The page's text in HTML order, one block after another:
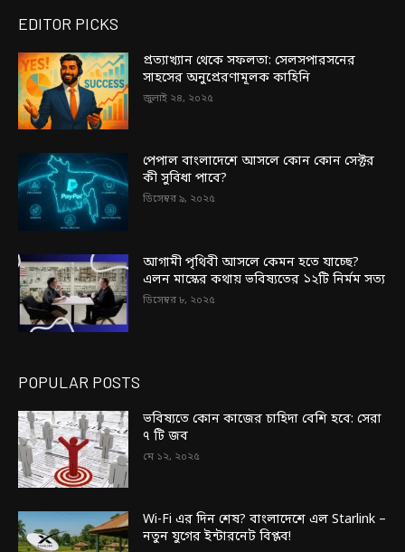
EDITOR PICKS
প্রত্যাখ্যান থেকে সফলতা: সেলসপারসনের
সাহসের অনুপ্রেরণামূলক কাহিনি
জুলাই ২৪, ২০২৫
পেপাল বাংলাদেশে আসলে কোন কোন সেক্টর
কী সুবিধা পাবে?
ডিসেম্বর ৯, ২০২৫
আগামী পৃথিবী আসলে কেমন হতে যাচ্ছে?
এলন মাস্কের কথায় ভবিষ্যতের ১২টি নির্মম সত্য
ডিসেম্বর ৮, ২০২৫
POPULAR POSTS
ভবিষ্যতে কোন কাজের চাহিদা বেশি হবে: সেরা
৭ টি জব
মে ১২, ২০২৫
Wi-Fi এর দিন শেষ? বাংলাদেশে এল Starlink –
নতুন যুগের ইন্টারনেট বিপ্লব!